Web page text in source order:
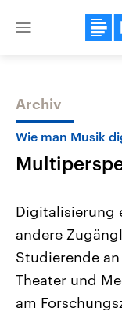
Close
Themen
Landtagswahl
2026
Alle Informationen
Sachsen-Anhalt
Archiv
Wie man Musik
Digitalisierung
andere
Studierende
Theater und
am